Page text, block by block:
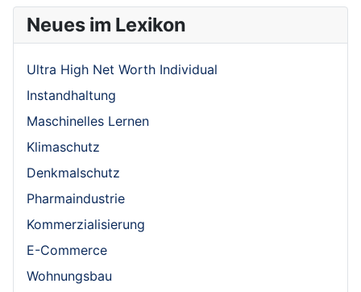
Neues im Lexikon
Ultra High Net Worth Individual
Instandhaltung
Maschinelles Lernen
Klimaschutz
Denkmalschutz
Pharmaindustrie
Kommerzialisierung
E-Commerce
Wohnungsbau